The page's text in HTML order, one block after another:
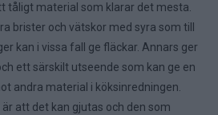
tåligt material som klarar det mesta.
brister och vätskor med syra som till
kan i vissa fall ge fläckar. Annars ger
ett särskilt utseende som kan ge en
andra material i köksinredningen.
att det kan gjutas och den som